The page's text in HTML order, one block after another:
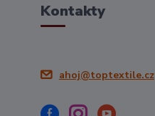
Kontakty
ahoj@toptextile.cz